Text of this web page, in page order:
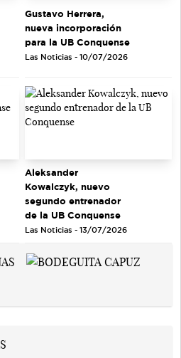
Gustavo Herrera,
nueva incorporación
para la UB Conquense
Las Noticias - 10/07/2026
Aleksander
Kowalczyk, nuevo
segundo entrenador
de la UB Conquense
Las Noticias - 13/07/2026